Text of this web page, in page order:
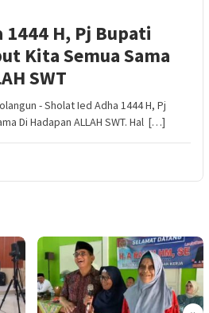
H, Pj Bupati
Kita Semua Sama
SWT
- Sholat Ied Adha 1444 H, Pj
Di Hadapan ALLAH SWT. Hal […]